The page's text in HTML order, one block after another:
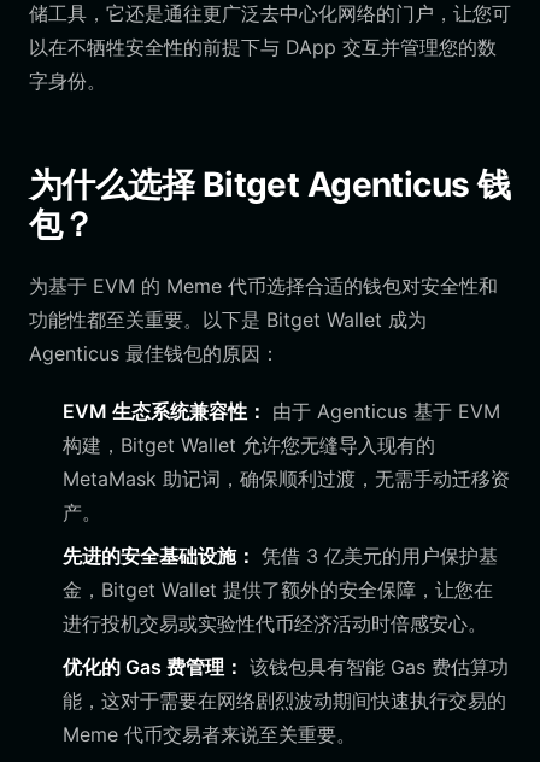
储工具，它还是通往更广泛去中心化网络的门户，让您可
以在不牺牲安全性的前提下与 DApp 交互并管理您的数
字身份。
为什么选择 Bitget Agenticus 钱
包？
为基于 EVM 的 Meme 代币选择合适的钱包对安全性和
功能性都至关重要。以下是 Bitget Wallet 成为
Agenticus 最佳钱包的原因：
EVM 生态系统兼容性： 由于 Agenticus 基于 EVM
构建，Bitget Wallet 允许您无缝导入现有的
MetaMask 助记词，确保顺利过渡，无需手动迁移资
产。
先进的安全基础设施： 凭借 3 亿美元的用户保护基
金，Bitget Wallet 提供了额外的安全保障，让您在
进行投机交易或实验性代币经济活动时倍感安心。
优化的 Gas 费管理： 该钱包具有智能 Gas 费估算功
能，这对于需要在网络剧烈波动期间快速执行交易的
Meme 代币交易者来说至关重要。